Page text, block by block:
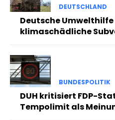
DEUTSCHLAND
Deutsche
klimaschädliche
BUNDESPOLITIK
DUH kritisiert FDP-
Tempolimit als